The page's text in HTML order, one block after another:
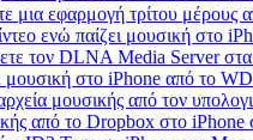
μια εφαρμογή τρίτου μέρους
ενώ παίζει μουσική στο
τον DLNA Media Server
μουσική στο iPhone από το
μουσικής από τον
από το Dropbox στο iPhone